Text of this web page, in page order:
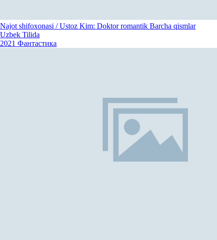
Najot shifoxonasi / Ustoz Kim: Doktor romantik Barcha qismlar
Uzbek Tilida
2021 Фантастика